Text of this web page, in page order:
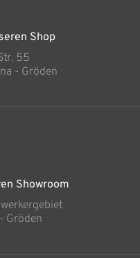
Shop
55
- Gröden
Showroom
Gröden